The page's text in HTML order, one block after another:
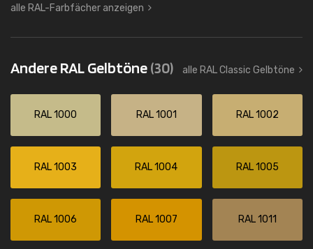
alle RAL-Farbfächer anzeigen
Andere RAL Gelbtöne(30) alle RAL Classic Gelbtöne
RAL 1000 RAL 1001 RAL 1002
RAL 1003 RAL 1004 RAL 1005
RAL 1006 RAL 1007 RAL 1011